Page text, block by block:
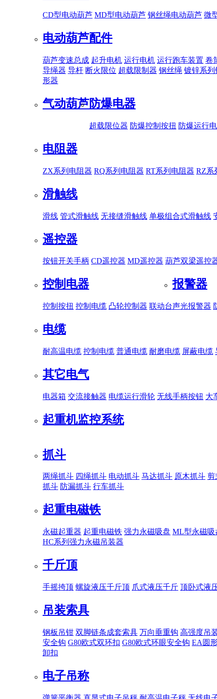
CD型电动葫芦 MD型电动葫芦 钢丝绳电动葫芦 微
电动葫芦配件
葫芦变速总成 起升电机 运行电机 运行跑车装置 卷
导绳器 导杆 断火限位 超载限制器 钢丝绳 镀锌系列
形器
气动葫芦防爆电器
超载限位器 防爆控制按扭 防爆运行
电阻器
ZX系列电阻器 RQ系列电阻器 RT系列电阻器 RZ系
滑触线
滑线 管式滑触线 无接缝滑触线 单极组合式滑触线
遥控器
按钮开关手柄 CD遥控器 MD遥控器 葫芦双梁遥控
控制电器
控制按扭 控制电缆 凸轮控制器 联动台
报警器
声光报警器
电缆
耐高温电缆 控制电缆 普通电缆 耐磨电缆 屏蔽电缆
其它电气
电器箱 交流接触器 电缆运行滑轮 无线手柄按钮 大
起重机监控系统
抓斗
两绳抓斗 四绳抓斗 电动抓斗 马达抓斗 原木抓斗 剪
抓斗 防漏抓斗 行车抓斗
起重电磁铁
永磁起重器 起重电磁铁 强力永磁吸盘 ML型永磁吸
HC系列强力永磁吊装器
千斤顶
手摇挎顶 螺旋液压千斤顶 爪式液压千斤 顶卧式液
吊装索具
钢板吊钳 双脚链条成套索具 万向垂重钩 高强度吊
安全钩 G80欧式双环扣 G80欧式环眼安全钩 EA圆
卸扣
电子吊称